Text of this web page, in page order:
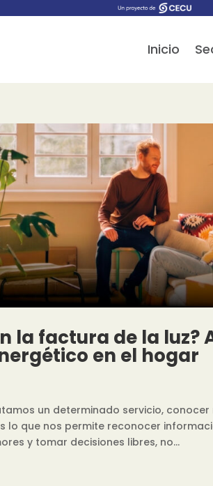
Inicio
la factura de la luz?
en el hogar
un determinado servicio, conocer
lo que nos permite reconocer
y tomar decisiones libres, no...